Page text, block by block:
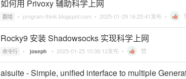
如何用 Privoxy 辅助科学上网
翻墙 • program-think.blogspot.com • 2025-01-29 16:25:41发布 •
Rocky9 安装 Shadowsocks 实现科学上网
命令行 • joseph • 2025-01-25 10:38:12发布 • 赞
aisuite - Simple, unified interface to multiple